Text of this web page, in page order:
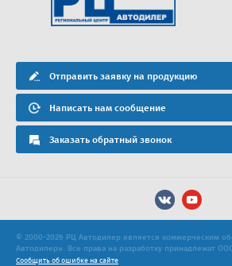
Отправить заявку на продукцию
Написать нам сообщение
Заказать обратный звонок
© 2000-2026 РЦ Автодилер является коммерческим
Автодилер». Все права на разработку принадлежат
Сообщить об ошибке на сайте